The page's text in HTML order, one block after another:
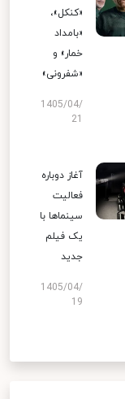
«کنکل»،
«بامداد
خمار» و
«شفرونی»
1405/04/
آغاز دوباره
فعالیت
سینماها با
یک فیلم
جدید
1405/04/
19